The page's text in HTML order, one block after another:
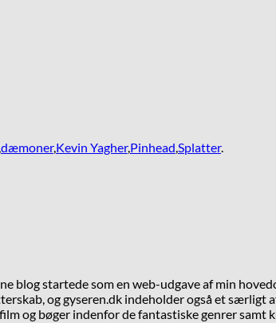
,dæmoner,Kevin Yagher,Pinhead,Splatter.
blog startede som en web-udgave af min
og gyseren.dk indeholder også et særligt
og bøger indenfor de fantastiske genrer samt